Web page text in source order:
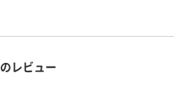
レビュー